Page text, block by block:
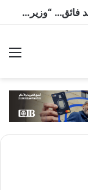
السفير دكتور محمد حجازي يكتب : محمد فائق… “وزير إفريقيا” الذي حمل رسالة القاهرة إلى القارة السمراء